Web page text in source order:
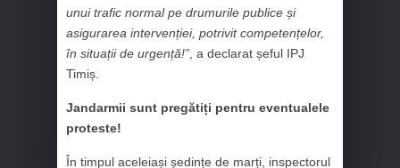
unui trafic normal pe drumurile publice și
asigurarea intervenției, potrivit competențelor,
în situații de urgență!” , a declarat șeful IPJ
Timiș.
Jandarmii sunt pregătiți pentru eventualele
proteste!
În timpul aceleiași ședințe de marți, inspectorul